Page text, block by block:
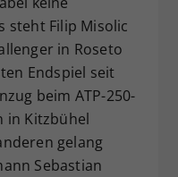
steht Filip Misolic
in Roseto
Endspiel seit
beim ATP-250-
in Kitzbühel
gelang
Sebastian
Ihre Consent-
anderem eine
ID, für die
Ihrer
falls der
dies eingestellt